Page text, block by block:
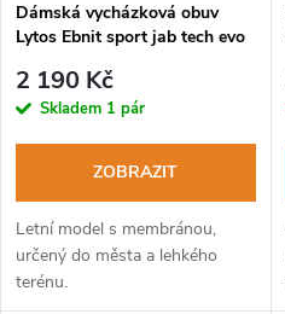
Dámská vycházková obuv
Lytos Ebnit sport jab tech evo
2 190 Kč
Skladem 1 pár
ZOBRAZIT
Letní model s membránou,
určený do města a lehkého
terénu.